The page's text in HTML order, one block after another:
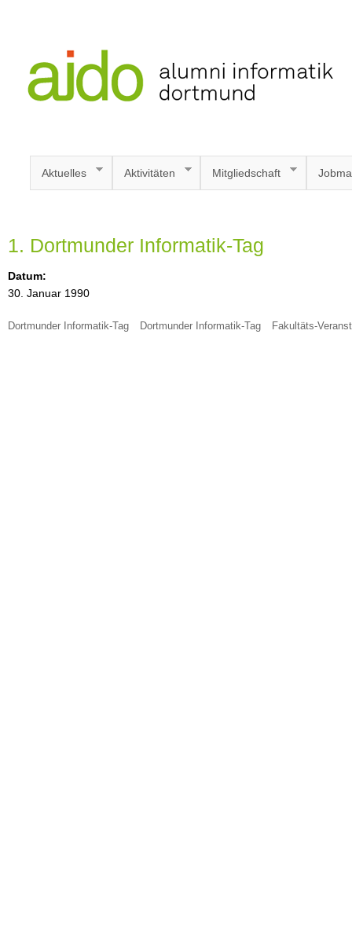
Aktuelles Aktivitäten Mitgliedschaft
1. Dortmunder Informatik-Tag
Datum:
30. Januar 1990
Dortmunder Informatik-Tag Dortmunder Informatik-Tag Fakultäts-